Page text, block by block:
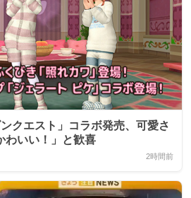
クエスト」コラボ発売、可愛さ
わいい！」と歓喜
2時間前